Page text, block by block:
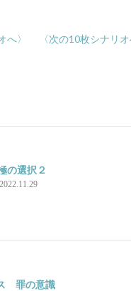
へ〉 〈次の10枚シナリオ
の選択２
2022.11.29
罪の意識